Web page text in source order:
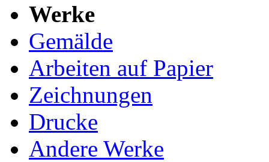
Werke
Gemälde
Arbeiten auf Papier
Zeichnungen
Drucke
Andere Werke